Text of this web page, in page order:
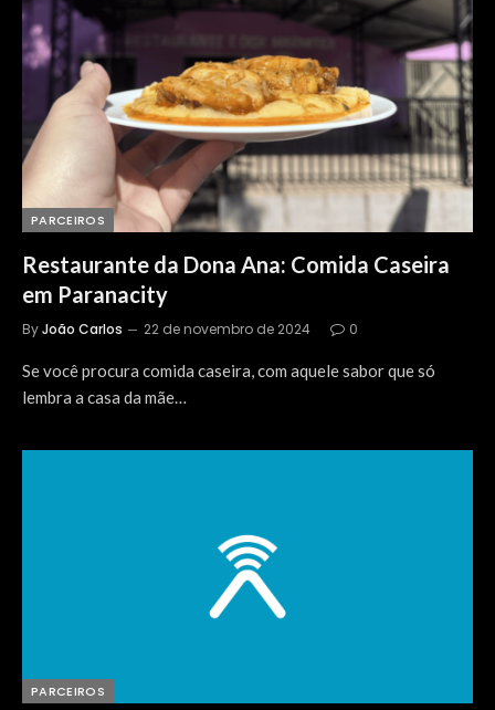
PARCEIROS
Restaurante da Dona Ana: Comida Caseira
em Paranacity
ByJoão Carlos 22 de novembro de 2024 0
Se você procura comida caseira, com aquele sabor que só
lembra a casa da mãe…
PARCEIROS